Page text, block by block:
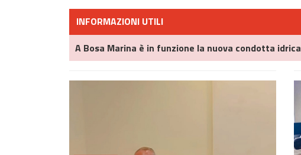
INFORMAZIONI UTILI
A Bosa Marina è in funzione la nuova condotta idrica